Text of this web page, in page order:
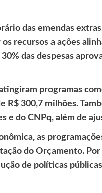
das emendas
recursos a ações
das despesas
programas
R$ 300,7 milhões.
e do CNPq, além de
as
do Orçamento.
de políticas